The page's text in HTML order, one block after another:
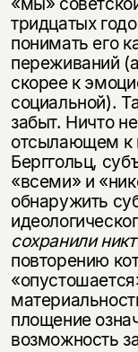
тридцатых
понимать его
переживаний
скорее к
социальной).
забыт. Ничто
отсылающем к
Берггольц,
«всеми» и
обнаружить
сохра­нили
повторению
площение
возможность